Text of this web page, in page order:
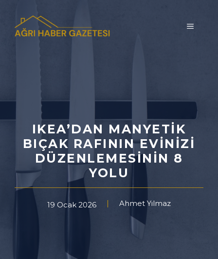
MENÜ
IKEA’DAN MANYETIK
BIÇAK RAFININ EVINIZI
DÜZENLEMESININ 8
YOLU
19 Ocak 2026 Ahmet Yılmaz